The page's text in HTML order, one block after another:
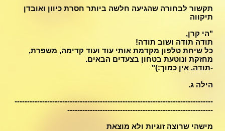
תקשור לבחורה שהגיעה חלשה ביותר חסרת כיוון ואובדן
תיקווה
"הי קרן,
תודה תודה ושוב תודה!
כל שיחת טלפון מקדמת אותי עוד ועוד קדימה, משפרת,
מחזקת ונוטעת בטחון בצעדים הבאים.
-תודה. אין כמוך:)"
הילה ג.
-------------------------------------------------------------------------------
----------------------------------------------------------
מישהי שרוצה זוגיות ולא מוצאת